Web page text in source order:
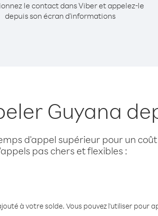
le contact dans Viber et appelez-le
depuis son écran d'informations
Guyana
d'appel supérieur pour un
pas chers et flexibles :
à votre solde. Vous pouvez l'utiliser pour